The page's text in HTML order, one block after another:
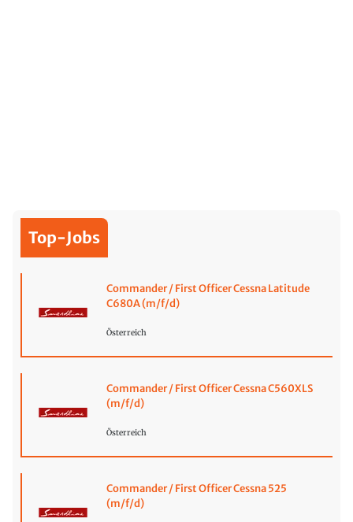
Top-Jobs
Commander / First Officer Cessna Latitude
C680A (m/f/d)
Österreich
Commander / First Officer Cessna C560XLS
(m/f/d)
Österreich
Commander / First Officer Cessna 525
(m/f/d)